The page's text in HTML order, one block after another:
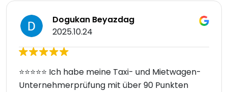
Dogukan Beyazdag
2025.10.24
⭐️⭐️⭐️⭐️⭐️ Ich habe meine Taxi- und Mietwagen-
Unternehmerprüfung mit über 90 Punkten